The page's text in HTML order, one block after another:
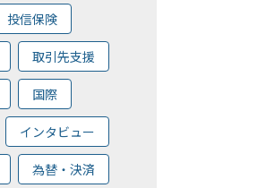
投信保険
取引先支援
国際
インタビュー
為替・決済